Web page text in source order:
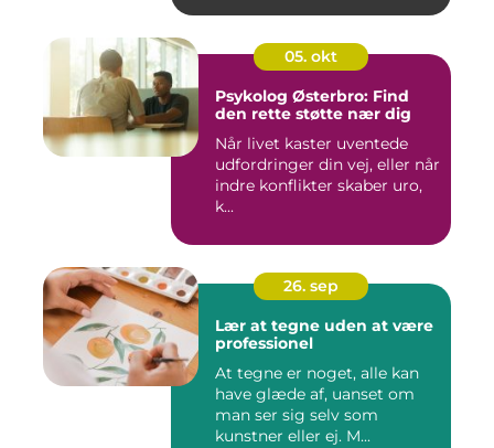
05. okt
Psykolog Østerbro: Find
den rette støtte nær dig
Når livet kaster uventede
udfordringer din vej, eller når
indre konflikter skaber uro,
k...
26. sep
Lær at tegne uden at være
professionel
At tegne er noget, alle kan
have glæde af, uanset om
man ser sig selv som
kunstner eller ej. M...